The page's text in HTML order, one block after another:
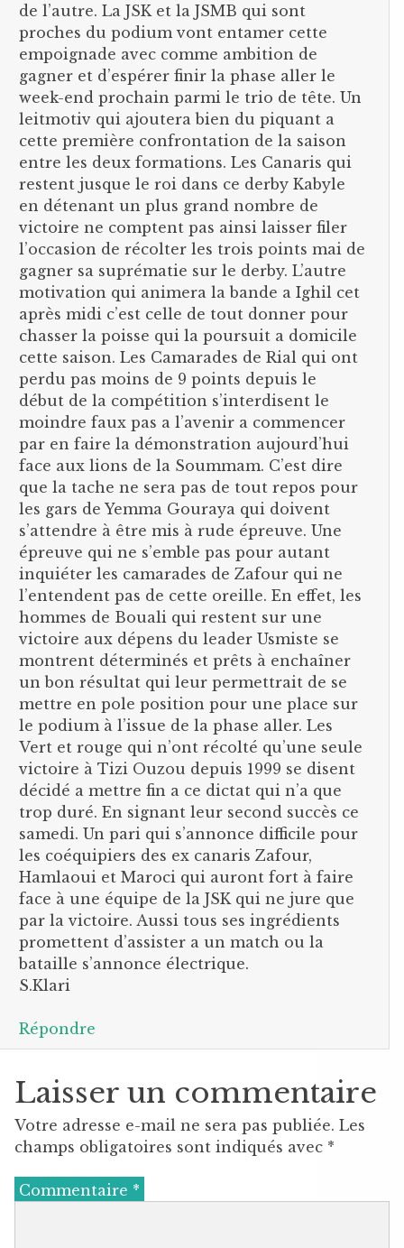
de l’autre. La JSK et la JSMB qui sont
proches du podium vont entamer cette
empoignade avec comme ambition de
gagner et d’espérer finir la phase aller le
week-end prochain parmi le trio de tête. Un
leitmotiv qui ajoutera bien du piquant a
cette première confrontation de la saison
entre les deux formations. Les Canaris qui
restent jusque le roi dans ce derby Kabyle
en détenant un plus grand nombre de
victoire ne comptent pas ainsi laisser filer
l’occasion de récolter les trois points mai de
gagner sa suprématie sur le derby. L’autre
motivation qui animera la bande a Ighil cet
après midi c’est celle de tout donner pour
chasser la poisse qui la poursuit a domicile
cette saison. Les Camarades de Rial qui ont
perdu pas moins de 9 points depuis le
début de la compétition s’interdisent le
moindre faux pas a l’avenir a commencer
par en faire la démonstration aujourd’hui
face aux lions de la Soummam. C’est dire
que la tache ne sera pas de tout repos pour
les gars de Yemma Gouraya qui doivent
s’attendre à être mis à rude épreuve. Une
épreuve qui ne s’emble pas pour autant
inquiéter les camarades de Zafour qui ne
l’entendent pas de cette oreille. En effet, les
hommes de Bouali qui restent sur une
victoire aux dépens du leader Usmiste se
montrent déterminés et prêts à enchaîner
un bon résultat qui leur permettrait de se
mettre en pole position pour une place sur
le podium à l’issue de la phase aller. Les
Vert et rouge qui n’ont récolté qu’une seule
victoire à Tizi Ouzou depuis 1999 se disent
décidé a mettre fin a ce dictat qui n’a que
trop duré. En signant leur second succès ce
samedi. Un pari qui s’annonce difficile pour
les coéquipiers des ex canaris Zafour,
Hamlaoui et Maroci qui auront fort à faire
face à une équipe de la JSK qui ne jure que
par la victoire. Aussi tous ses ingrédients
promettent d’assister a un match ou la
bataille s’annonce électrique.
S.Klari
Répondre
Laisser un commentaire
Votre adresse e-mail ne sera pas publiée. Les
champs obligatoires sont indiqués avec *
Commentaire *